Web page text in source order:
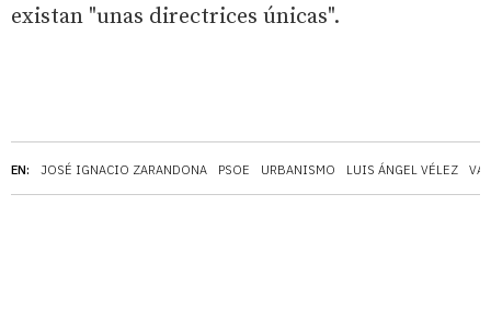
EN: JOSÉ IGNACIO ZARANDONA PSOE URBANISMO LUIS ÁNGEL VÉLEZ
existan "unas directrices únicas".